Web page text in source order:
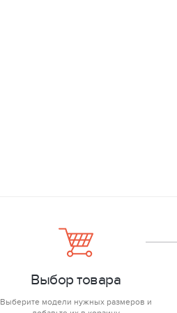
Выбор товара
Выберите модели нужных размеров и